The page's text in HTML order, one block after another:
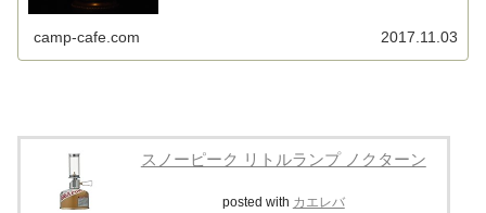
camp-cafe.com 2017.11.03
スノーピーク リトルランプ ノクターン
posted with カエレバ